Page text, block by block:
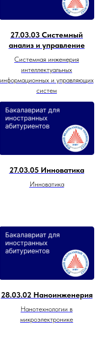
27.03.03 Системный
анализ и управление
Системная инженерия
интеллектуальных
информационных и управляющих
систем
27.03.05 Инноватика
Инноватика
28.03.02 Наноинженерия
Нанотехнологии в
микроэлектронике